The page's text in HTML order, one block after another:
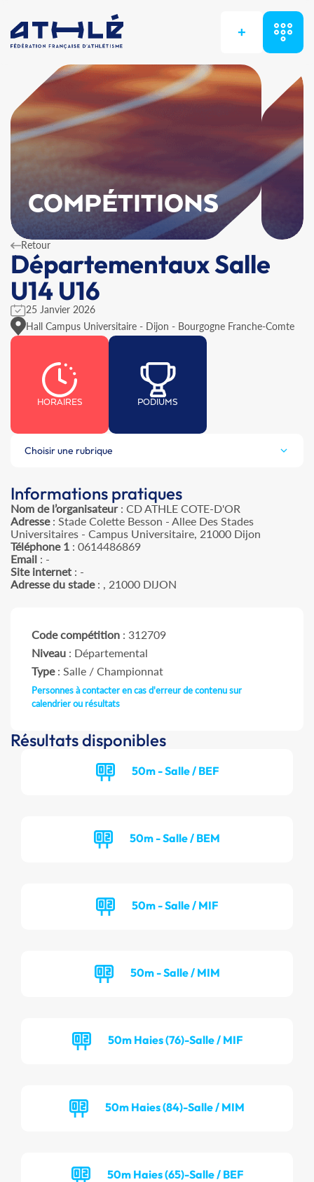
+
COMPÉTITIONS
Retour
Départementaux Salle
U14 U16
25 Janvier 2026
Hall Campus Universitaire - Dijon - Bourgogne Franche-Comte
HORAIRES PODIUMS
Choisir une rubrique
Informations pratiques
Nom de l’organisateur: CD ATHLE COTE-D'OR
Adresse: Stade Colette Besson - Allee Des Stades
Universitaires - Campus Universitaire, 21000 Dijon
Téléphone 1 : 0614486869
Email : -
Site internet : -
Adresse du stade: , 21000 DIJON
Code compétition : 312709
Niveau : Départemental
Type: Salle / Championnat
Personnes à contacter en cas d'erreur de contenu sur
calendrier ou résultats
Résultats disponibles
50m - Salle / BEF
50m - Salle / BEM
50m - Salle / MIF
50m - Salle / MIM
50m Haies (76)-Salle / MIF
50m Haies (84)-Salle / MIM
50m Haies (65)-Salle / BEF